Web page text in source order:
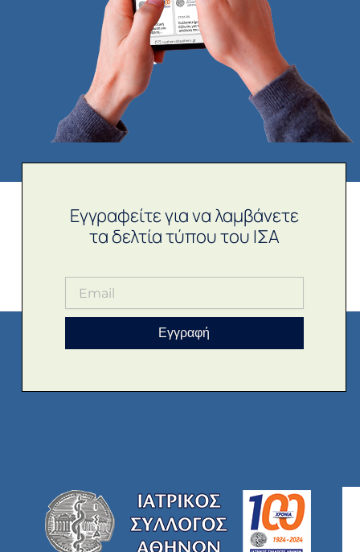
Εγγραφείτε για να λαμβάνετε
τα δελτία τύπου του ΙΣΑ
Εγγραφή